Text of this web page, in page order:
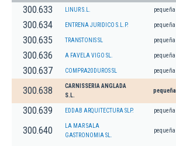
300.633 LINUR S.L. pequeña
300.634 ENTRENA JURIDICO S.L.P. pequeña
300.635 TRANSTONIS SL pequeña
300.636 A FAVELA VIGO SL. pequeña
300.637 COMPRA20DUROS SL pequeña
300.638
CARNISSERIA ANGLADA
S.L.
pequeña
300.639 EDDAB ARQUITECTURA SLP. pequeña
300.640
LA MAR SALA
GASTRONOMIA SL.
pequeña